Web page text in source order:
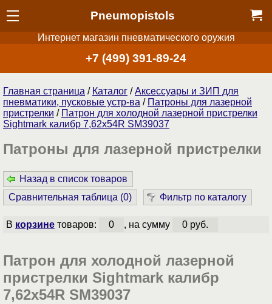
Pneumopistols
Интернет магазин пневматического оружия
+7 (499) 391-89-24
Главная страница / Каталог /Аксессуары и ЗИП для
пневматики, пусковые устр-ва / Патроны для лазерной
пристрелки / Патрон для холодной лазерной пристрелки
Sightmark калибр 7,62х54R SM39037
Патроны для лазерной пристрелки
Назад в список товаров
Сравнительная таблица (0) Фильтр по каталогу
В корзинетоваров: 0 , на сумму 0 руб.
Патрон для холодной лазерной
пристрелки Sightmark калибр
7,62х54R SM39037